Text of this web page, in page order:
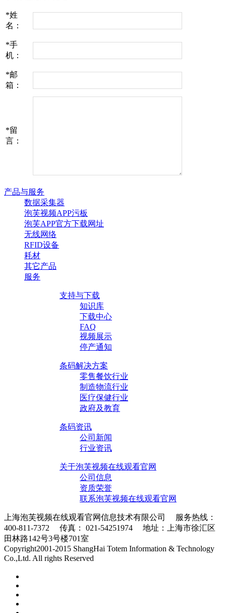
*姓
名：
*手
机：
*邮
箱：
*留
言：
产品与服务
数据采集器
泡芙视频APP污板
泡芙APP官方下载网址
无线网络
RFID设备
耗材
其它产品
服务
支持与下载
知识库
下载中心
FAQ
视频展示
停产通知
条码解决方案
零售餐饮行业
制造物流行业
医疗保健行业
政府及教育
条码资讯
公司新闻
行业资讯
关于泡芙视频在线观看官网
公司信息
资质荣誉
联系泡芙视频在线观看官网
上海泡芙视频在线观看官网信息技术有限公司 服务热线：
400-811-7372 传真： 021-54251974 地址：上海市徐汇区
田林路142号3号楼701室
Copyright2001-2015 ShangHai Totem Information & Technology
Co.,Ltd. All rights Reserved